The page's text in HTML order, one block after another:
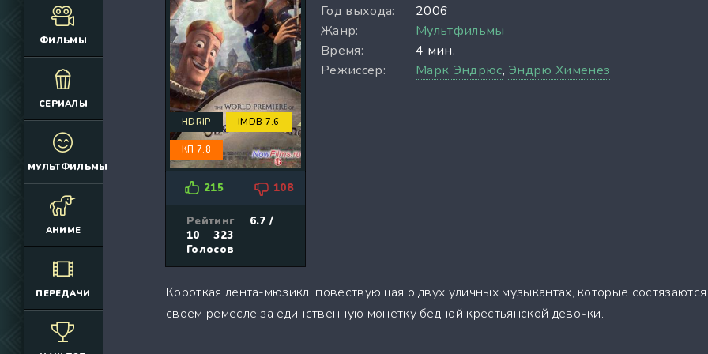
ФИЛЬМЫ
(12925)
(4392)
(6692)
(2645)
(2752)
(2164)
(10686)
(7063)
(3006)
(308)
(4415)
(4533)
(3576)
(576)
СЕРИАЛЫ
(3076)
(2166)
(660)
(1830)
(324)
(884)
(335)
МУЛЬТФИЛЬМЫ
АНИМЕ
ПЕРЕДАЧИ
HDRIP IMDB 7.6
КП 7.8
215 108
Рейтинг
6.7 /
10
323
Голосов
Год выхода:
2006
Жанр:
Мультфильмы
Время:
4 мин.
Режиссер:
Марк Эндрюс, Эндрю Хименез
Короткая лента-мюзикл, повествующая о двух уличных музыкантах, которые
своем ремесле за единственную монетку бедной крестьянской девочки.